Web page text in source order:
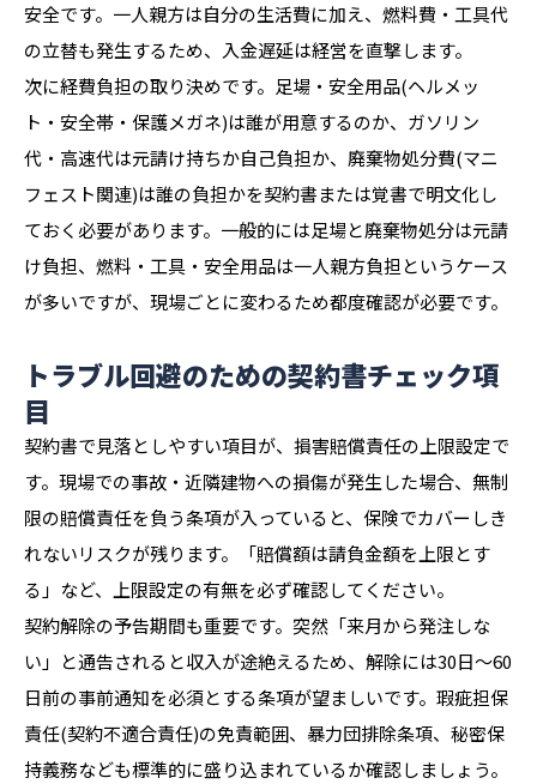
安全です。一人親方は自分の生活費に加え、燃料費・工具代
の立替も発生するため、入金遅延は経営を直撃します。
次に経費負担の取り決めです。足場・安全用品(ヘルメッ
ト・安全帯・保護メガネ)は誰が用意するのか、ガソリン
代・高速代は元請け持ちか自己負担か、廃棄物処分費(マニ
フェスト関連)は誰の負担かを契約書または覚書で明文化し
ておく必要があります。一般的には足場と廃棄物処分は元請
け負担、燃料・工具・安全用品は一人親方負担というケース
が多いですが、現場ごとに変わるため都度確認が必要です。
トラブル回避のための契約書チェック項
目
契約書で見落としやすい項目が、損害賠償責任の上限設定で
す。現場での事故・近隣建物への損傷が発生した場合、無制
限の賠償責任を負う条項が入っていると、保険でカバーしき
れないリスクが残ります。「賠償額は請負金額を上限とす
る」など、上限設定の有無を必ず確認してください。
契約解除の予告期間も重要です。突然「来月から発注しな
い」と通告されると収入が途絶えるため、解除には30日〜60
日前の事前通知を必須とする条項が望ましいです。瑕疵担保
責任(契約不適合責任)の免責範囲、暴力団排除条項、秘密保
持義務なども標準的に盛り込まれているか確認しましょう。